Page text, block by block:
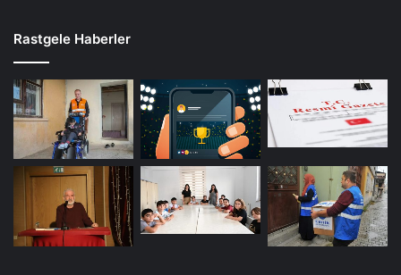
Rastgele Haberler